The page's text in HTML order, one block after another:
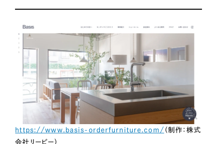
https://www.basis-orderfurniture.com/ （制作：株式
会社リーピー）